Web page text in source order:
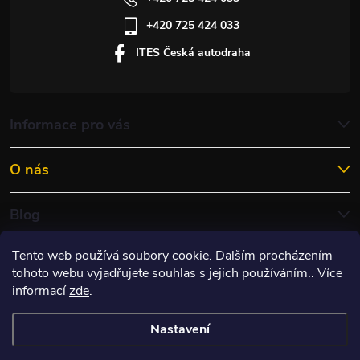
Tento web používá soubory cookie. Dalším procházením
tohoto webu vyjadřujete souhlas s jejich používáním.. Více
informacízde.
Nastavení
Informace pro vás
O nás
Blog
+420 725 424 033
ITES Česká autodraha